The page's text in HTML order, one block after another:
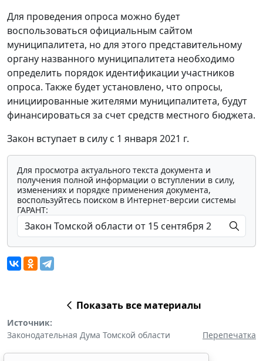
Для проведения опроса можно будет
воспользоваться официальным сайтом
муниципалитета, но для этого представительному
органу названного муниципалитета необходимо
определить порядок идентификации участников
опроса. Также будет установлено, что опросы,
инициированные жителями муниципалитета, будут
финансироваться за счет средств местного бюджета.
Закон вступает в силу с 1 января 2021 г.
Для просмотра актуального текста документа и
получения полной информации о вступлении в силу,
изменениях и порядке применения документа,
воспользуйтесь поиском в Интернет-версии системы
ГАРАНТ:
Показать все материалы
Источник:
Законодательная Дума Томской области
Перепечатка